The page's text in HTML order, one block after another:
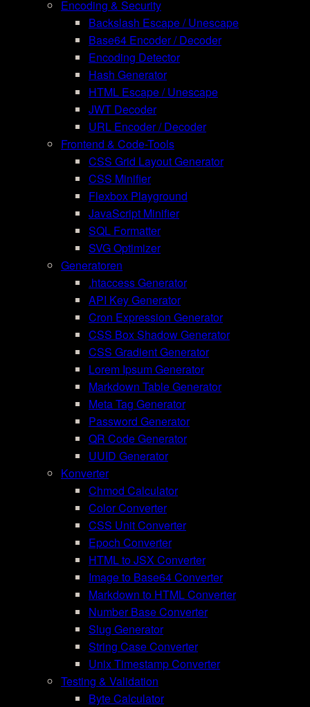
Encoding & Security
Backslash Escape / Unescape
Base64 Encoder / Decoder
Encoding Detector
Hash Generator
HTML Escape / Unescape
JWT Decoder
URL Encoder / Decoder
Frontend & Code-Tools
CSS Grid Layout Generator
CSS Minifier
Flexbox Playground
JavaScript Minifier
SQL Formatter
SVG Optimizer
Generatoren
.htaccess Generator
API Key Generator
Cron Expression Generator
CSS Box Shadow Generator
CSS Gradient Generator
Lorem Ipsum Generator
Markdown Table Generator
Meta Tag Generator
Password Generator
QR Code Generator
UUID Generator
Konverter
Chmod Calculator
Color Converter
CSS Unit Converter
Epoch Converter
HTML to JSX Converter
Image to Base64 Converter
Markdown to HTML Converter
Number Base Converter
Slug Generator
String Case Converter
Unix Timestamp Converter
Testing & Validation
Byte Calculator